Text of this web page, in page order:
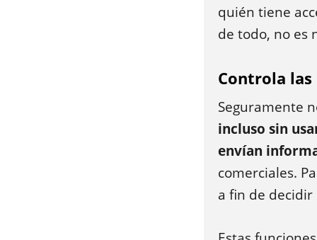
quién tiene
de todo, no es
Controla
Seguramente
incluso sin
envían
comerciales.
a fin de